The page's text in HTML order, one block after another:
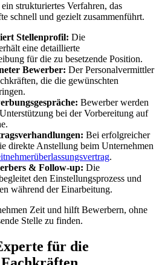
strukturiertes Verfahren, das
schnell und gezielt zusammenführt.
Stellenprofil: Die
eine detaillierte
für die zu besetzende Position.
Bewerber: Der Personalvermittler
die die gewünschten
Bewerber werden
bei der Vorbereitung auf
Bei erfolgreicher
direkte Anstellung beim Unternehmen
.
& Follow-up: Die
den Einstellungsprozess und
während der Einarbeitung.
Zeit und hilft Bewerbern, ohne
Stelle zu finden.
für die